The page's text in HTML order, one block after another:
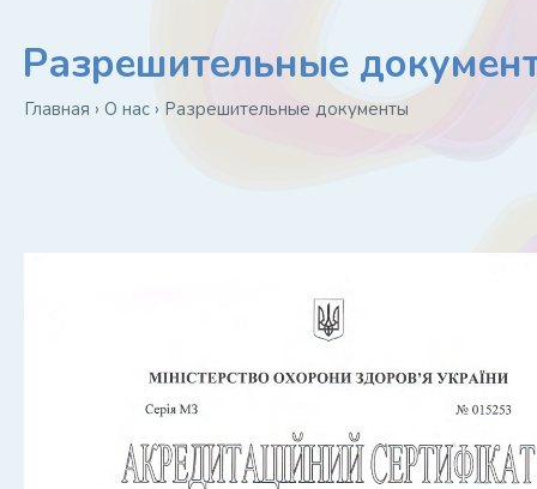
Разрешительные
Главная › О нас › Разрешительные документы